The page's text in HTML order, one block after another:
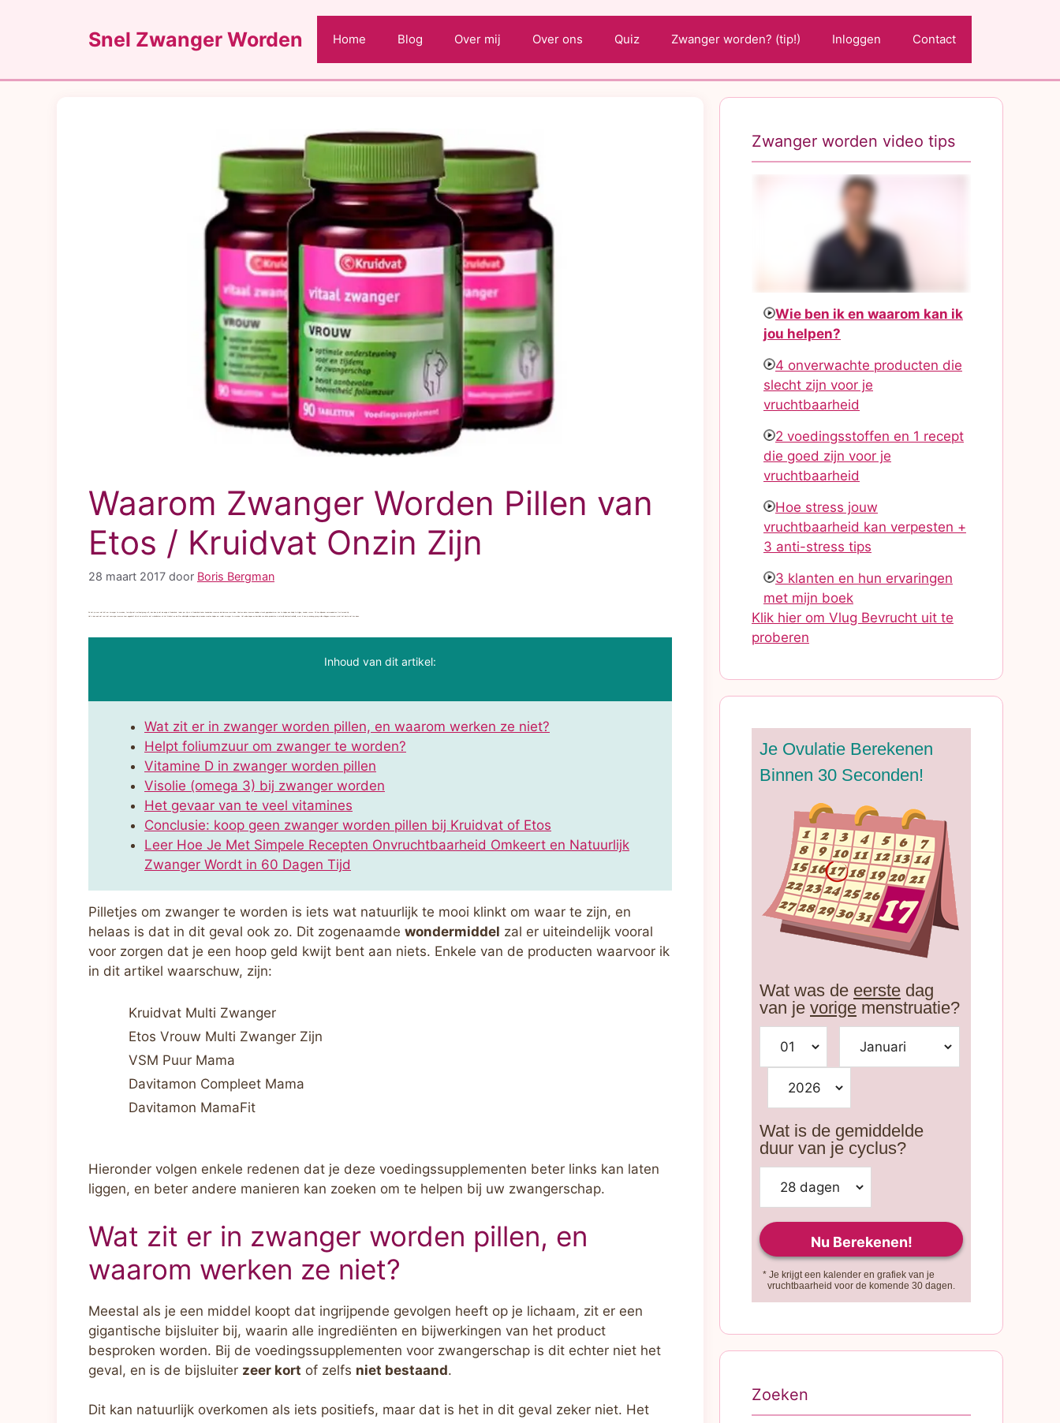
Snel Zwanger Worden Home Blog Over mij Over ons Quiz Zwanger worden? (tip!) Inloggen Contact
Waarom Zwanger Worden Pillen van
Etos / Kruidvat Onzin Zijn
28 maart 2017 door Boris Bergman
Als het je maar niet lukt om zwanger te worden, terwijl je dat wel heel graag wilt, dan ben je niet de enige in Nederland. Ieder jaar zijn er in Nederland zeker honderden vrouwen die hiermee worstelen. Veel van deze vrouwen hebben al vaak geprobeerd om hen te helpen een kindje te krijgen, zonder succes. Dit kan bijzonder vermoeiend en frustrerend zijn.
Het is dan ook niet raar dat sommige vrouwen zeer opgelucht zijn als ze erachter dat winkelketens als het Kruidvat en de Etos allerlei pillen verkopen die je zouden moeten helpen om sneller zwanger te worden. Het online kopen en bestellen van deze producten is natuurlijk heel aantrekkelijk, maar ik zou je vandaag graag willen uitleggen waarom je dat het beste niet kan doen.
Inhoud van dit artikel:
Wat zit er in zwanger worden pillen, en waarom werken ze niet?
Helpt foliumzuur om zwanger te worden?
Vitamine D in zwanger worden pillen
Visolie (omega 3) bij zwanger worden
Het gevaar van te veel vitamines
Conclusie: koop geen zwanger worden pillen bij Kruidvat of Etos
Leer Hoe Je Met Simpele Recepten Onvruchtbaarheid Omkeert en Natuurlijk
Zwanger Wordt in 60 Dagen Tijd
Pilletjes om zwanger te worden is iets wat natuurlijk te mooi klinkt om waar te zijn, en
helaas is dat in dit geval ook zo. Dit zogenaamde wondermiddel zal er uiteindelijk vooral
voor zorgen dat je een hoop geld kwijt bent aan niets. Enkele van de producten waarvoor ik
in dit artikel waarschuw, zijn:
Kruidvat Multi Zwanger
Etos Vrouw Multi Zwanger Zijn
VSM Puur Mama
Davitamon Compleet Mama
Davitamon MamaFit
Hieronder volgen enkele redenen dat je deze voedingssupplementen beter links kan laten
liggen, en beter andere manieren kan zoeken om te helpen bij uw zwangerschap.
Wat zit er in zwanger worden pillen, en
waarom werken ze niet?
Meestal als je een middel koopt dat ingrijpende gevolgen heeft op je lichaam, zit er een
gigantische bijsluiter bij, waarin alle ingrediënten en bijwerkingen van het product
besproken worden. Bij de voedingssupplementen voor zwangerschap is dit echter niet het
geval, en is de bijsluiter zeer kort of zelfs niet bestaand.
Dit kan natuurlijk overkomen als iets positiefs, maar dat is het in dit geval zeker niet. Het
Zwanger worden video tips
Wie ben ik en waarom kan ik
jou helpen?
4 onverwachte producten die
slecht zijn voor je
vruchtbaarheid
2 voedingsstoffen en 1 recept
die goed zijn voor je
vruchtbaarheid
Hoe stress jouw
vruchtbaarheid kan verpesten +
3 anti-stress tips
3 klanten en hun ervaringen
met mijn boek
Klik hier om Vlug Bevrucht uit te
proberen
Je Ovulatie Berekenen
Binnen 30 Seconden!
Wat was de eerste dag
van je vorige menstruatie?
Wat is de gemiddelde
duur van je cyclus?
* Je krijgt een kalender en grafiek van je
vruchtbaarheid voor de komende 30 dagen.
Zoeken